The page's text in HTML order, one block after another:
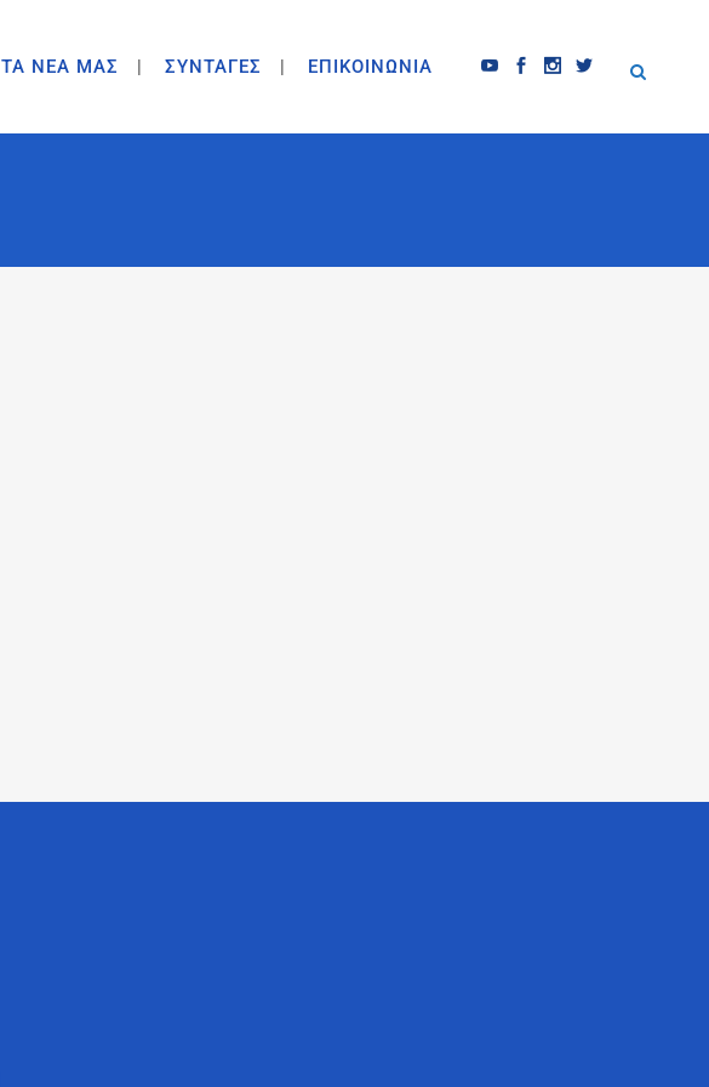
ΤΑ ΝΕΑ ΜΑΣ ΣΥΝΤΑΓΕΣ ΕΠΙΚΟΙΝΩΝΙΑ